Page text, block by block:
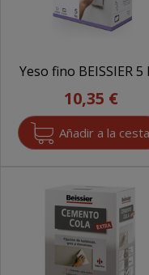
Yeso fino BEISSIER 5
10,35 €